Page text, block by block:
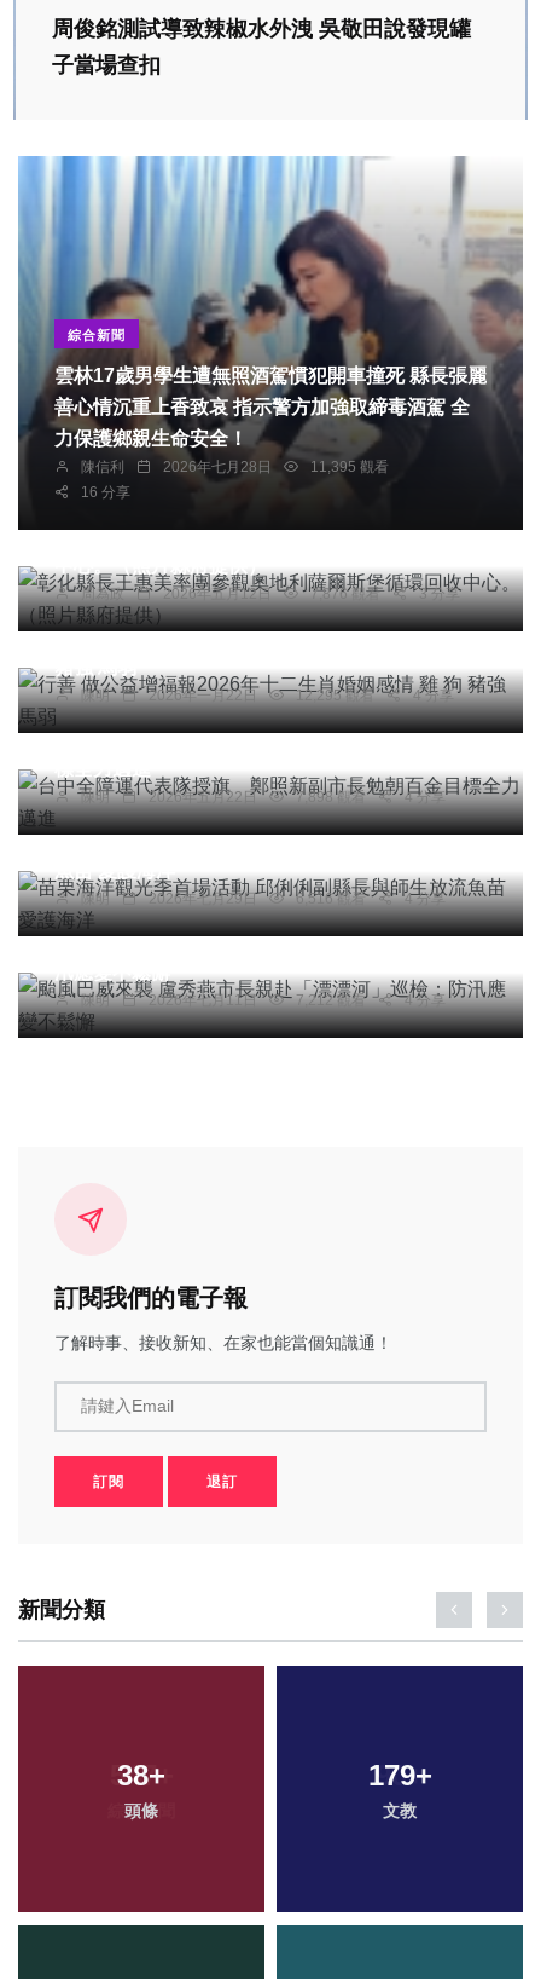
周俊銘測試導致辣椒水外洩 吳敬田說發現罐
子當場查扣
綜合新聞
雲林17歲男學生遭無照酒駕慣犯開車撞死 縣長張麗
善心情沉重上香致哀 指示警方加強取締毒酒駕 全
力保護鄉親生命安全！
陳信利 2026年七月28日
11,395 觀看
16 分享
社會
彰化縣長王惠美率團參觀奧地利薩爾斯堡循環回收
周為政 2026年五月12日 7,876 觀看 3 分享
宗教 綜合新聞 健康
行善 做公益增福報2026年十二生肖婚姻感情 雞 狗
陳明 2026年一月22日 12,295 觀看 4 分享
社會 綜合新聞 旅遊 文教
台中全障運代表隊授旗 鄭照新副市長勉朝百金目
陳明 2026年五月22日 7,898 觀看 4 分享
綜合新聞
苗栗海洋觀光季首場活動 邱俐俐副縣長與師生放流
陳明 2026年七月29日 6,516 觀看 4 分享
社會 綜合新聞 健康
颱風巴威來襲 盧秀燕市長親赴「漂漂河」巡檢：防
陳明 2026年七月11日 7,212 觀看 4 分享
訂閱我們的電子報
了解時事、接收新知、在家也能當個知識通！
請鍵入Email
訂閱 退訂
新聞分類
38+
頭條
179+
文教